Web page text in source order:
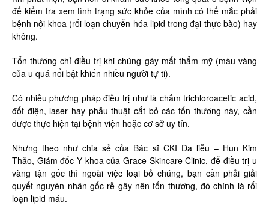
để kiểm tra xem tình trạng sức khỏe của mình có thể mắc phải
bệnh nội khoa (rối loạn chuyển hóa lipid trong đại thực bào) hay
không.
Tổn thương chỉ điều trị khi chúng gây mất thẩm mỹ (màu vàng
của u quá nổi bật khiến nhiều người tự ti).
Có nhiều phương pháp điều trị như là chấm trichloroacetic acid,
đốt điện, laser hay phẫu thuật cắt bỏ các tổn thương này, cần
được thực hiện tại bệnh viện hoặc cơ sở uy tín.
Nhưng theo như chia sẻ của Bác sĩ CKI Da liễu – Hun Kim
Thảo, Giám đốc Y khoa của Grace Skincare Clinic, để điều trị u
vàng tận gốc thì ngoài việc loại bỏ chúng, bạn cần phải giải
quyết nguyên nhân gốc rễ gây nên tổn thương, đó chính là rối
loạn lipid máu.